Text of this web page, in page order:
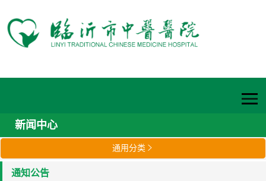
新闻中心
通用分类 
通知公告